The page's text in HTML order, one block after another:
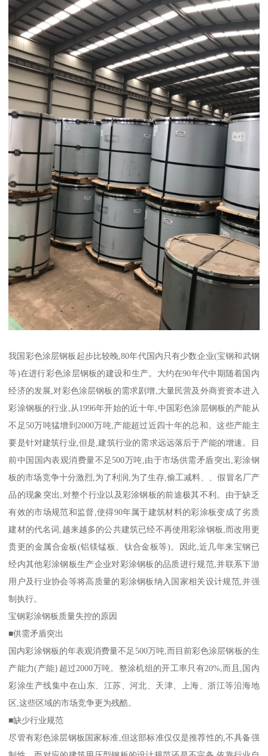
我国彩色涂层钢板起步比较晚,80年代国内只有少数企业(宝钢和武钢
等)在进行彩色涂层钢板的建设和生产。大约在90年代中期随着国内
经济的发展,对彩色涂层钢板的需求剧增,大量民营及外商资资本进入
彩涂钢板的行业,从1996年开始的近十年,中国彩色涂层钢板的产能从
不足50万吨猛增到2000万吨,产能超过近四十年的总和。这些产能主
要是针对建筑行业,但是,建筑行业的需求远远落后于产能的增速。目
前中国国内表观消费量不足500万吨,由于市场供需矛盾突出,彩涂钢
板的市场竞争十分激烈,为了利润,为了生存,偷工减料、、假冒名厂产
品的现象突出,对整个行业以及彩涂钢板的前途极其不利。由于缺乏
有效的市场规范和监督,使得90年属于建筑材料的彩涂板变成了劣质
建材的代名词,越来越多的公共建筑已经不再使用彩涂钢板,而改用更
贵更的金属合金板(铝镁锰板、钛合金板等)。因此,近几年来宝钢已
经内其他彩涂钢板生产企业对彩涂钢板的品质进行规范,并联系下游
用户及行业协会等将高质量的彩涂钢板纳入国家相关设计规范,并强
制执行。
宝钢彩涂钢板质量失控的原因
■供需矛盾突出
国内彩涂钢板的年表观消费量不足500万吨,而目前彩色涂层钢板的生
产能力(产能}超过2000万吨。整涂机组的开工率只有20%,而且,国内
彩涂生产线集中在山东、江苏、河北、天津、上海、浙江等沿海地
区,这些区域的市场竞争更为残酷。
■缺少行业规范
尽管有彩色涂层钢板国家标准,但这部标准仅仅是推荐性的,不具备强